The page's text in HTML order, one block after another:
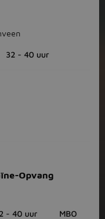
32 - 40 uur
Opvang
- 40 uur
MBO